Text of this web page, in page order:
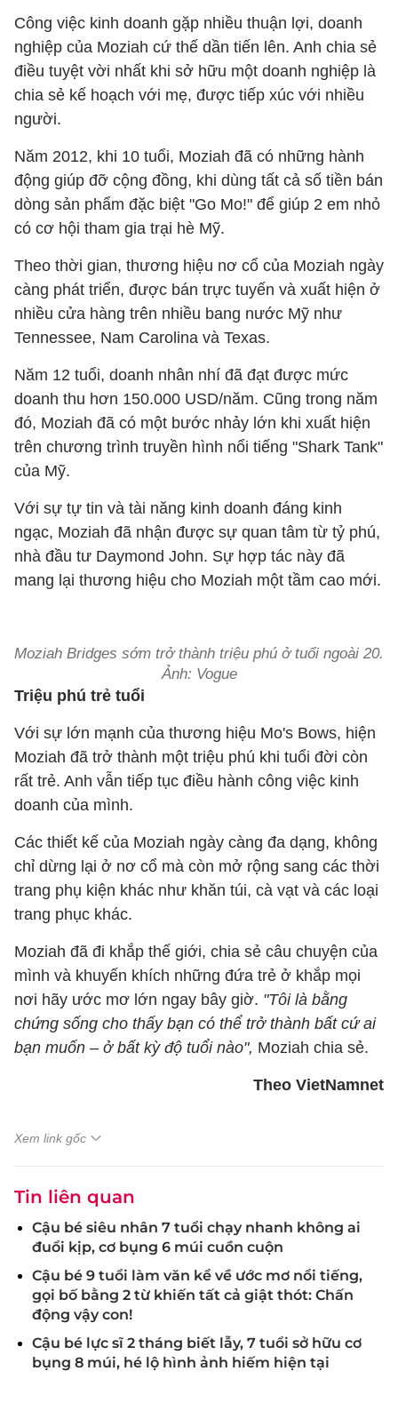
Công việc kinh doanh gặp nhiều thuận lợi, doanh
nghiệp của Moziah cứ thế dần tiến lên. Anh chia sẻ
điều tuyệt vời nhất khi sở hữu một doanh nghiệp là
chia sẻ kế hoạch với mẹ, được tiếp xúc với nhiều
người.
Năm 2012, khi 10 tuổi, Moziah đã có những hành
động giúp đỡ cộng đồng, khi dùng tất cả số tiền bán
dòng sản phẩm đặc biệt "Go Mo!" để giúp 2 em nhỏ
có cơ hội tham gia trại hè Mỹ.
Theo thời gian, thương hiệu nơ cổ của Moziah ngày
càng phát triển, được bán trực tuyến và xuất hiện ở
nhiều cửa hàng trên nhiều bang nước Mỹ như
Tennessee, Nam Carolina và Texas.
Năm 12 tuổi, doanh nhân nhí đã đạt được mức
doanh thu hơn 150.000 USD/năm. Cũng trong năm
đó, Moziah đã có một bước nhảy lớn khi xuất hiện
trên chương trình truyền hình nổi tiếng "Shark Tank"
của Mỹ.
Với sự tự tin và tài năng kinh doanh đáng kinh
ngạc, Moziah đã nhận được sự quan tâm từ tỷ phú,
nhà đầu tư Daymond John. Sự hợp tác này đã
mang lại thương hiệu cho Moziah một tầm cao mới.
Moziah Bridges sớm trở thành triệu phú ở tuổi ngoài 20.
Ảnh: Vogue
Triệu phú trẻ tuổi
Với sự lớn mạnh của thương hiệu Mo's Bows, hiện
Moziah đã trở thành một triệu phú khi tuổi đời còn
rất trẻ. Anh vẫn tiếp tục điều hành công việc kinh
doanh của mình.
Các thiết kế của Moziah ngày càng đa dạng, không
chỉ dừng lại ở nơ cổ mà còn mở rộng sang các thời
trang phụ kiện khác như khăn túi, cà vạt và các loại
trang phục khác.
Moziah đã đi khắp thế giới, chia sẻ câu chuyện của
mình và khuyến khích những đứa trẻ ở khắp mọi
nơi hãy ước mơ lớn ngay bây giờ. "Tôi là bằng
chứng sống cho thấy bạn có thể trở thành bất cứ ai
bạn muốn – ở bất kỳ độ tuổi nào", Moziah chia sẻ.
Theo VietNamnet
Xem link gốc
Tin liên quan
Cậu bé siêu nhân 7 tuổi chạy nhanh không ai
đuổi kịp, cơ bụng 6 múi cuồn cuộn
Cậu bé 9 tuổi làm văn kể về ước mơ nổi tiếng,
gọi bố bằng 2 từ khiến tất cả giật thót: Chấn
động vậy con!
Cậu bé lực sĩ 2 tháng biết lẫy, 7 tuổi sở hữu cơ
bụng 8 múi, hé lộ hình ảnh hiếm hiện tại